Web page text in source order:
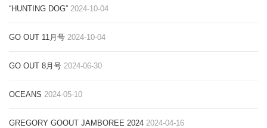
“HUNTING DOG” 2024-10-04
GO OUT 11月号 2024-10-04
GO OUT 8月号 2024-06-30
OCEANS 2024-05-10
GREGORY GOOUT JAMBOREE 2024 2024-04-16